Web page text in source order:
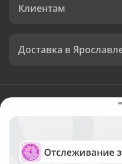
Клиентам
Доставка в
Валюта:
Служба круглосуточной